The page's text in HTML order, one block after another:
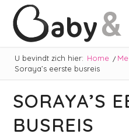
U bevindt zich hier: Home /
Soraya’s eerste busreis
SORAYA’S
BUSREIS